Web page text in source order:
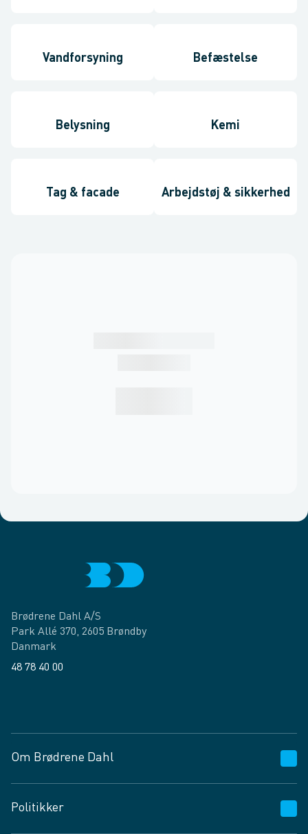
Vandforsyning Befæstelse
Belysning Kemi
Tag & facade Arbejdstøj & sikkerhed
Brødrene Dahl A/S
Park Allé 370, 2605 Brøndby
Danmark
48 78 40 00
Om Brødrene Dahl
Vagttelefon 30 10 89 89
Politikker